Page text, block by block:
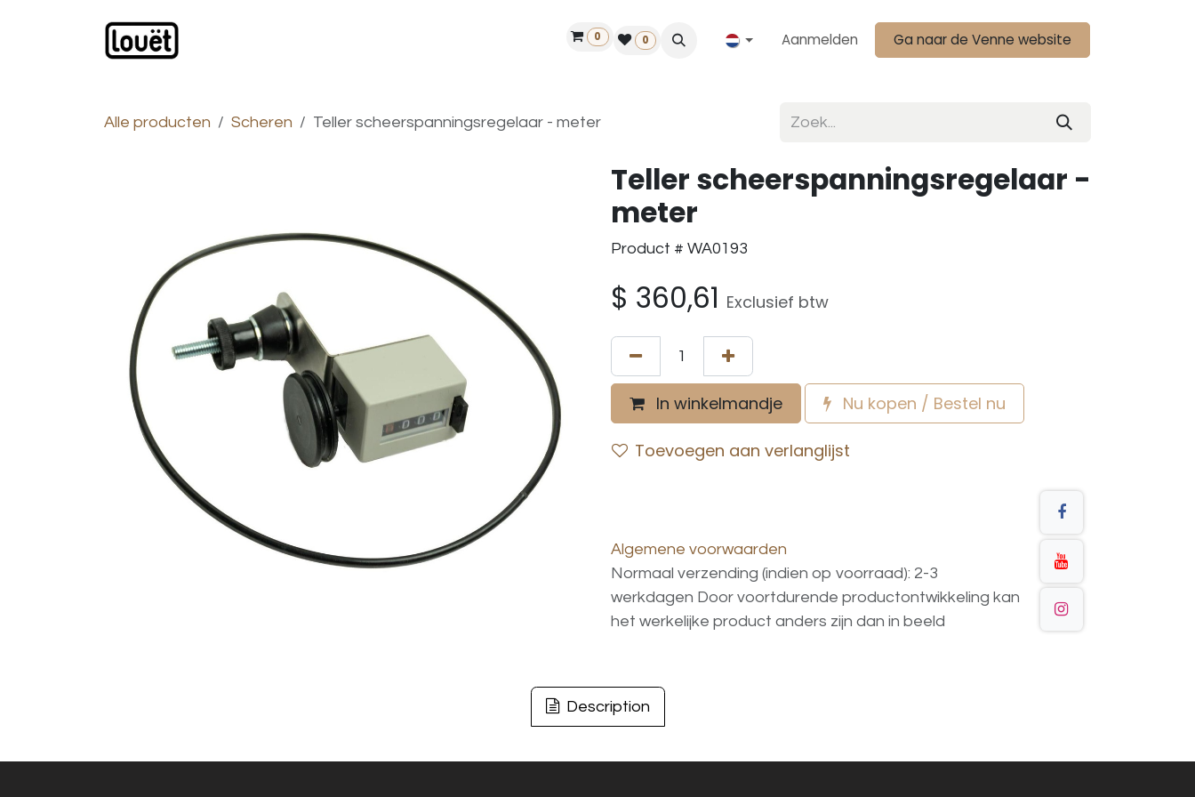
Vind een dealer
0 0 Aanmelden Ga naar de Venne website
Alle producten Scheren Teller scheerspanningsregelaar - meter
Teller scheerspanningsregelaar -
meter
Product # WA0193
$ 360,61 Exclusief btw
In winkelmandje Nu kopen / Bestel nu
Toevoegen aan verlanglijst
Algemene voorwaarden
Normaal verzending (indien op voorraad): 2-3
werkdagen Door voortdurende productontwikkeling kan
het werkelijke product anders zijn dan in beeld
Description